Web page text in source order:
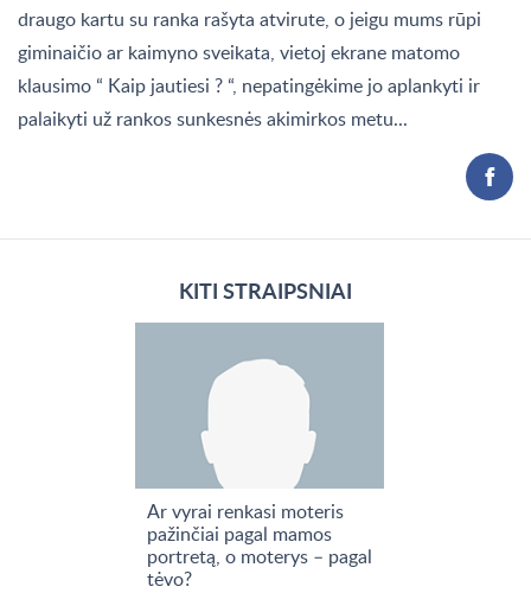
draugo kartu su ranka rašyta atvirute, o jeigu mums rūpi
giminaičio ar kaimyno sveikata, vietoj ekrane matomo
klausimo “ Kaip jautiesi ? “, nepatingėkime jo aplankyti ir
palaikyti už rankos sunkesnės akimirkos metu...
KITI STRAIPSNIAI
Ar vyrai renkasi moteris
pažinčiai pagal mamos
portretą, o moterys – pagal
tėvo?